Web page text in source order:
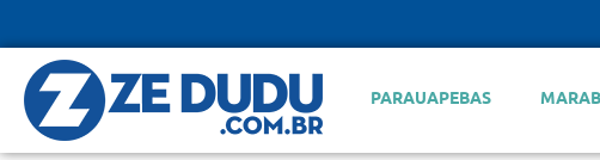
PARAUAPEBAS